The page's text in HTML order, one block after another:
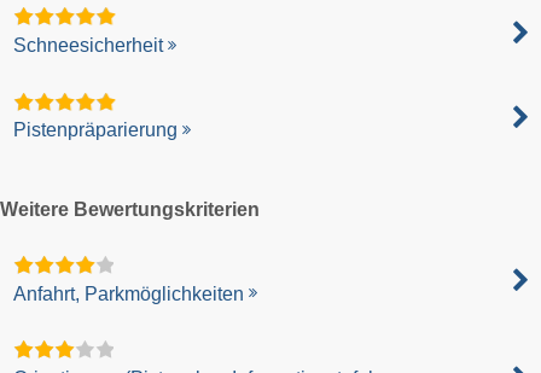
Schneesicherheit
Pistenpräparierung
Weitere Bewertungskriterien
Anfahrt, Parkmöglichkeiten